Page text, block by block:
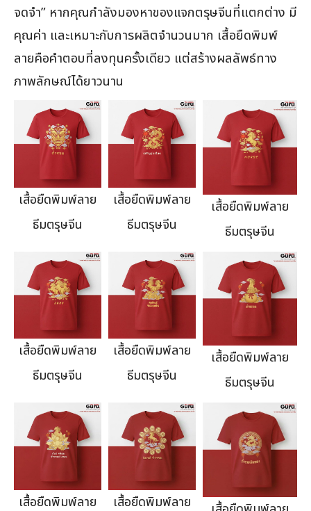
จดจำ” หากคุณกำลังมองหาของแจกตรุษจีนที่แตกต่าง มี
คุณค่า และเหมาะกับการผลิตจำนวนมาก เสื้อยืดพิมพ์
ลายคือคำตอบที่ลงทุนครั้งเดียว แต่สร้างผลลัพธ์ทาง
ภาพลักษณ์ได้ยาวนาน
เสื้อยืดพิมพ์ลาย
ธีมตรุษจีน
เสื้อยืดพิมพ์ลาย
ธีมตรุษจีน
เสื้อยืดพิมพ์ลาย
ธีมตรุษจีน
เสื้อยืดพิมพ์ลาย
ธีมตรุษจีน
เสื้อยืดพิมพ์ลาย
ธีมตรุษจีน
เสื้อยืดพิมพ์ลาย
ธีมตรุษจีน
เสื้อยืดพิมพ์ลาย
เสื้อยืดพิมพ์ลาย